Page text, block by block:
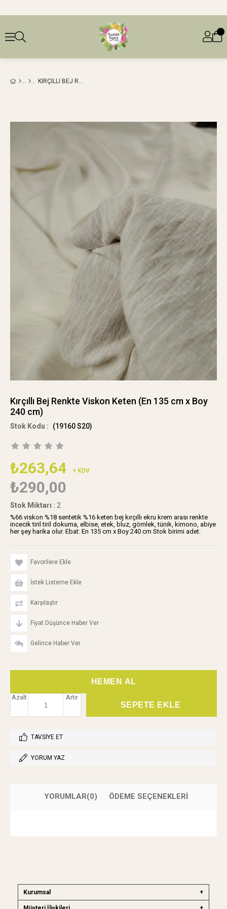
KIRÇILLI BEJ RENKTE VISKON KETEN (EN 135 CM X BOY 240 CM)
Kırçıllı Bej Renkte Viskon Keten (En 135 cm x Boy
240 cm)
(19160 S20)
₺263,64 + KDV
₺290,00
Stok Miktarı : 2
%66 viskon %18 sentetik %16 keten bej kırçıllı ekru krem arası renkte
incecik tiril tiril dokuma, elbise, etek, bluz, gömlek, tünik, kimono, abiye
her şey harika olur. Ebat: En 135 cm x Boy 240 cm Stok birimi adet.
Favorilere Ekle
İstek Listeme Ekle
Karşılaştır
Fiyat Düşünce Haber Ver
Gelince Haber Ver
Artır
Azalt
TAVSIYE ET
YORUM YAZ
YORUMLAR(0) ÖDEME SEÇENEKLERI
Kurumsal